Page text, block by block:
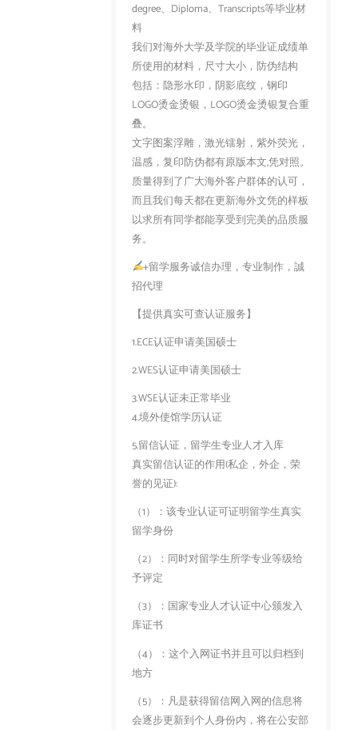
degree、Diploma、Transcripts等毕业材
料
我们对海外大学及学院的毕业证成绩单
所使用的材料，尺寸大小，防伪结构
包括：隐形水印，阴影底纹，钢印
LOGO烫金烫银，LOGO烫金烫银复合重
叠。
文字图案浮雕，激光镭射，紫外荧光，
温感，复印防伪都有原版本文,凭对照。
质量得到了广大海外客户群体的认可，
而且我们每天都在更新海外文凭的样板
以求所有同学都能享受到完美的品质服
务。
+留学服务诚信办理，专业制作，誠
招代理
【提供真实可查认证服务】
1.ECE认证申请美国硕士
2.WES认证申请美国硕士
3.WSE认证未正常毕业
4.境外使馆学历认证
5.留信认证，留学生专业人才入库
真实留信认证的作用(私企，外企，荣
誉的见证):
（1）：该专业认证可证明留学生真实
留学身份
（2）：同时对留学生所学专业等级给
予评定
（3）：国家专业人才认证中心颁发入
库证书
（4）：这个入网证书并且可以归档到
地方
（5）：凡是获得留信网入网的信息将
会逐步更新到个人身份内，将在公安部